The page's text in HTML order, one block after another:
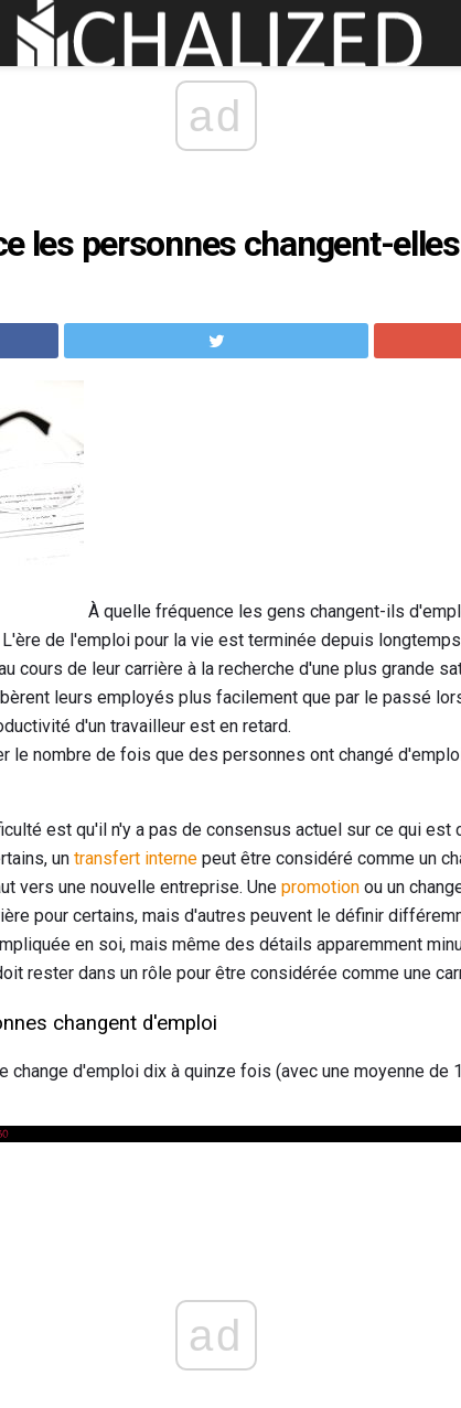
ad
les personnes changent-
À quelle fréquence les gens changent-ils
de l'emploi pour la vie est terminée depuis
cours de leur carrière à la recherche d'une plus grande
leurs employés plus facilement que par le passé
d'un travailleur est en retard.
le nombre de fois que des personnes ont changé
est qu'il n'y a pas de consensus actuel sur ce qui est
un transfert interne peut être considéré comme un
vers une nouvelle entreprise. Une promotion ou un
pour certains, mais d'autres peuvent le définir
en soi, mais même des détails apparemment
rester dans un rôle pour être considérée comme une
changent d'emploi
change d'emploi dix à quinze fois (avec une moyenne de
ad